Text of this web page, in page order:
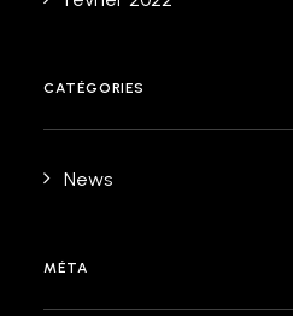
CATÉGORIES
News
MÉTA